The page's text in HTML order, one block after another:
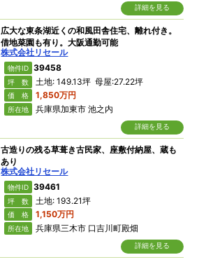
詳細を見る
広大な東条湖近くの和風田舎住宅、離れ付き。
借地菜園も有り。大阪通勤可能
株式会社リセール
物件ID 39458
坪 数 土地: 149.13坪 母屋:27.22坪
価 格 1,850万円
所在地 兵庫県加東市 池之内
詳細を見る
古造りの残る草葺き古民家、座敷付納屋、蔵も
あり
株式会社リセール
物件ID 39461
坪 数 土地: 193.21坪
価 格 1,150万円
所在地 兵庫県三木市 口吉川町殿畑
詳細を見る